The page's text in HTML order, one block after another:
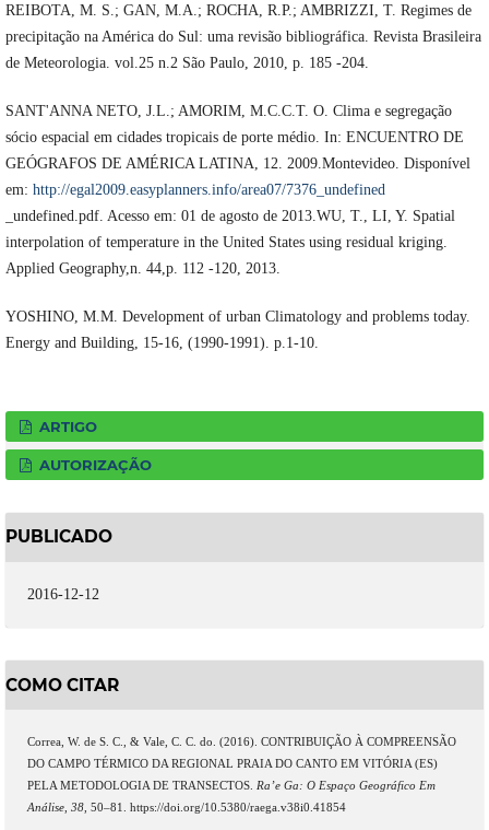
REIBOTA, M. S.; GAN, M.A.; ROCHA, R.P.; AMBRIZZI, T. Regimes de
precipitação na América do Sul: uma revisão bibliográfica. Revista Brasileira
de Meteorologia. vol.25 n.2 São Paulo, 2010, p. 185 -204.
SANT'ANNA NETO, J.L.; AMORIM, M.C.C.T. O. Clima e segregação
sócio espacial em cidades tropicais de porte médio. In: ENCUENTRO DE
GEÓGRAFOS DE AMÉRICA LATINA, 12. 2009.Montevideo. Disponível
em: http://egal2009.easyplanners.info/area07/7376_undefined
_undefined.pdf. Acesso em: 01 de agosto de 2013.WU, T., LI, Y. Spatial
interpolation of temperature in the United States using residual kriging.
Applied Geography,n. 44,p. 112 -120, 2013.
YOSHINO, M.M. Development of urban Climatology and problems today.
Energy and Building, 15-16, (1990-1991). p.1-10.
ARTIGO
AUTORIZAÇÃO
PUBLICADO
2016-12-12
COMO CITAR
Correa, W. de S. C., & Vale, C. C. do. (2016). CONTRIBUIÇÃO À COMPREENSÃO
DO CAMPO TÉRMICO DA REGIONAL PRAIA DO CANTO EM VITÓRIA (ES)
PELA METODOLOGIA DE TRANSECTOS. Ra’e Ga: O Espaço Geográfico Em
Análise, 38, 50–81. https://doi.org/10.5380/raega.v38i0.41854